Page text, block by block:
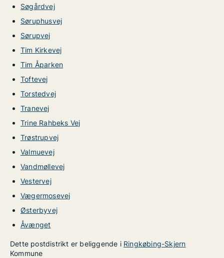
Søgårdvej
Søruphusvej
Sørupvej
Tim Kirkevej
Tim Åparken
Toftevej
Torstedvej
Tranevej
Trine Rahbeks Vej
Trøstrupvej
Valmuevej
Vandmøllevej
Vestervej
Vægermosevej
Østerbyvej
Åvænget
Dette postdistrikt er beliggende i Ringkøbing-Skjern
Kommune